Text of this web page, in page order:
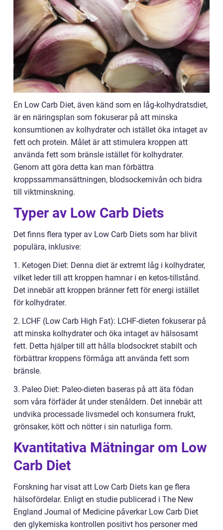
En Low Carb Diet, även känd som en låg-kolhydratsdiet,
är en näringsplan som fokuserar på att minska
konsumtionen av kolhydrater och istället öka intaget av
fett och protein. Målet är att stimulera kroppen att
använda fett som bränsle istället för kolhydrater.
Genom att göra detta kan man förbättra
kroppssammansättningen, blodsockernivån och bidra
till viktminskning.
Typer av Low Carb Diets
Det finns flera typer av Low Carb Diets som har blivit
populära, inklusive:
1. Ketogen Diet: Denna diet är extremt låg i kolhydrater,
vilket leder till att kroppen hamnar i en ketos-tillstånd.
Det innebär att kroppen bränner fett för energi istället
för kolhydrater.
2. LCHF (Low Carb High Fat): LCHF-dieten fokuserar på
att minska kolhydrater och öka intaget av hälsosamt
fett. Detta hjälper till att hålla blodsockret stabilt och
förbättrar kroppens förmåga att använda fett som
bränsle.
3. Paleo Diet: Paleo-dieten baseras på att äta födan
som våra förfäder åt under stenåldern. Det innebär att
undvika processade livsmedel och konsumera frukt,
grönsaker, kött och nötter i sin naturliga form.
Kvantitativa Mätningar om Low
Carb Diet
Forskning har visat att Low Carb Diets kan ge flera
hälsofördelar. Enligt en studie publicerad i The New
England Journal of Medicine påverkar Low Carb Diet
den glykemiska kontrollen positivt hos personer med